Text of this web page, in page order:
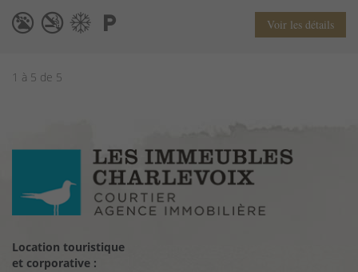
Voir les détails
1 à 5 de 5
Location touristique
et corporative :